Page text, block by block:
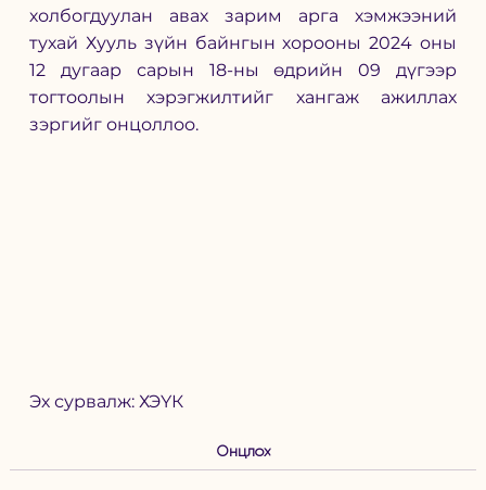
холбогдуулан авах зарим арга хэмжээний
тухай Хууль зүйн байнгын хорооны 2024 оны
12 дугаар сарын 18-ны өдрийн 09 дүгээр
тогтоолын хэрэгжилтийг хангаж ажиллах
зэргийг онцоллоо.
Эх сурвалж: ХЭҮК
Онцлох